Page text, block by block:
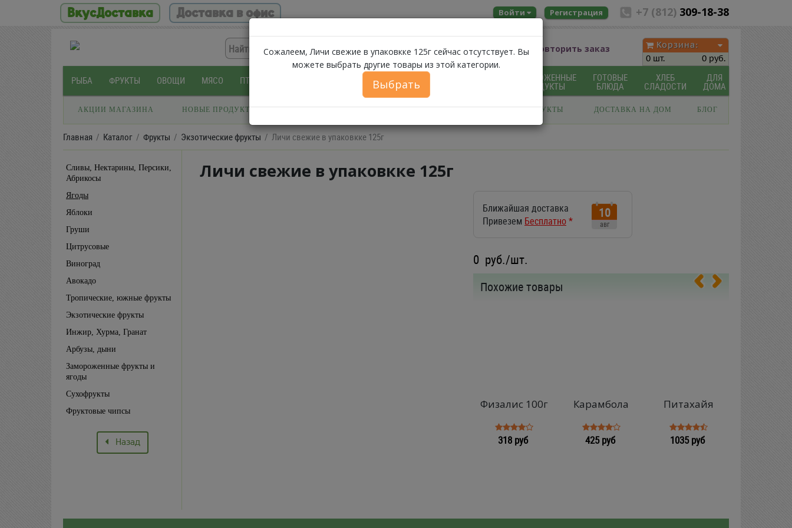
ВкусДоставка Доставка в офис +7 (812) 309-18-38
Войти Регистрация
Помощь Повторить заказ
Корзина:
0 шт.
0 руб.
РЫБА ФРУКТЫ ОВОЩИ МЯСО ПТИЦА МОЛОЧНЫЕ
ПРОДУКТЫ
ЗАМОРОЖЕННЫЕ
ПРОДУКТЫ
ГОТОВЫЕ
БЛЮДА
ХЛЕБ
СЛАДОСТИ
ДЛЯ
ДОМА
АКЦИИ МАГАЗИНА НОВЫЕ ПРОДУКТЫ ФЕРМЕРСКИЕ ПРОДУКТЫ ИКРА БЕЛОРУССКИЕ ПРОДУКТЫ ДОСТАВКА НА ДОМ БЛОГ
Главная Каталог Фрукты Экзотические фрукты Личи свежие в упаковкке 125г
Сливы, Нектарины, Персики,
Абрикосы
Ягоды
Яблоки
Груши
Цитрусовые
Виноград
Авокадо
Тропические, южные фрукты
Экзотические фрукты
Инжир, Хурма, Гранат
Арбузы, дыни
Замороженные фрукты и
ягоды
Сухофрукты
Фруктовые чипсы
Назад
Сожалеем, Личи свежие в упаковкке 125г сейчас отсутствует. Вы
можете выбрать другие товары из этой категории.
Выбрать
Личи свежие в упаковкке 125г
Ближайшая доставка
Привезем Бесплатно*
10
авг
0 руб./шт.
Похожие товары
Физалис 100г
318 руб
Карамбола
425 руб
Питахайя
1035 руб